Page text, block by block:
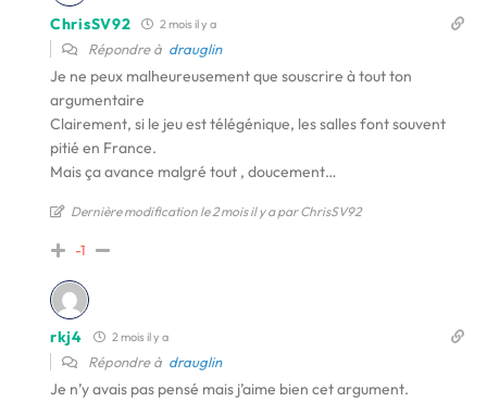
ChrisSV92 2 mois il y a
Répondre à drauglin
Je ne peux malheureusement que souscrire à tout ton
argumentaire
Clairement, si le jeu est télégénique, les salles font souvent
pitié en France.
Mais ça avance malgré tout , doucement…
Dernière modification le 2 mois il y a par ChrisSV92
-1
rkj4 2 mois il y a
Répondre à drauglin
Je n’y avais pas pensé mais j’aime bien cet argument.